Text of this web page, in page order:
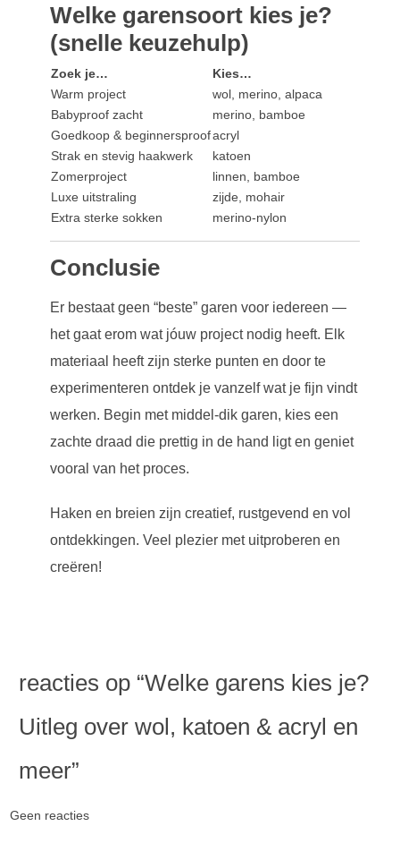
Welke garensoort kies je?
(snelle keuzehulp)
Zoek je…
Kies…
Warm project
wol, merino, alpaca
Babyproof zacht
merino, bamboe
Goedkoop & beginnersproofacryl
Strak en stevig haakwerk
katoen
Zomerproject
linnen, bamboe
Luxe uitstraling
zijde, mohair
Extra sterke sokken
merino-nylon
Conclusie
Er bestaat geen “beste” garen voor iedereen —
het gaat erom wat jóuw project nodig heeft. Elk
materiaal heeft zijn sterke punten en door te
experimenteren ontdek je vanzelf wat je fijn vindt
werken. Begin met middel-dik garen, kies een
zachte draad die prettig in de hand ligt en geniet
vooral van het proces.
Haken en breien zijn creatief, rustgevend en vol
ontdekkingen. Veel plezier met uitproberen en
creëren!
reacties op “Welke garens kies je?
Uitleg over wol, katoen & acryl en
meer”
Geen reacties